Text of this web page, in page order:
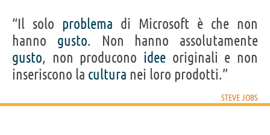
“Il solo problema di Microsoft è che non
hanno gusto. Non hanno assolutamente
gusto, non producono idee originali e non
inseriscono la cultura nei loro prodotti.”
STEVE JOBS